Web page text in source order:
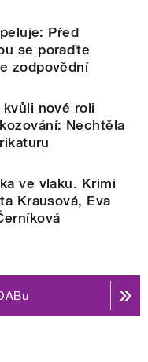
Před
se poraďte
zodpovědní
nové roli
Nechtěla
ve vlaku. Krimi
Krausová, Eva